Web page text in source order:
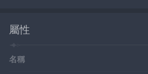
屬性
名稱